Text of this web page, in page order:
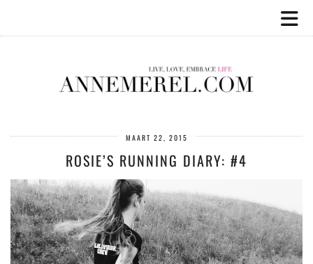
MAART 22, 2015
ROSIE’S RUNNING DIARY: #4